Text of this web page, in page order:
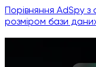
Порівняння AdSpy
розміром бази